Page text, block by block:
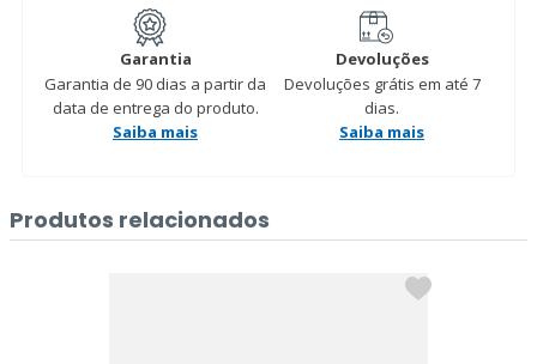
Garantia
Garantia de 90 dias a partir da
data de entrega do produto.
Saiba mais
Devoluções
Devoluções grátis em até 7
dias.
Saiba mais
Produtos relacionados